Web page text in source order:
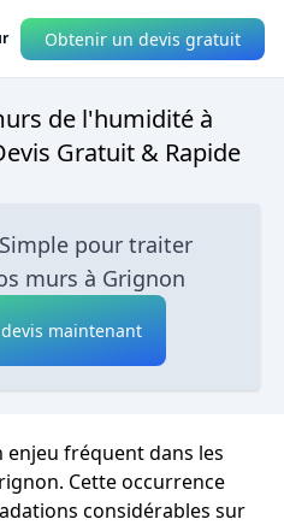
Obtenir un devis gratuit
de l'humidité à
Gratuit & Rapide
pour traiter
murs à Grignon
maintenant
fréquent dans les
Cette occurrence
considérables sur